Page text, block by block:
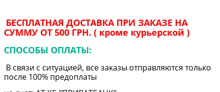
БЕСПЛАТНАЯ ДОСТАВКА ПРИ ЗАКАЗЕ НА
СУММУ ОТ 500 ГРН. ( кроме курьерской )
СПОСОБЫ ОПЛАТЫ:
В связи с ситуацией, все заказы отправляются только
после 100% предоплаты